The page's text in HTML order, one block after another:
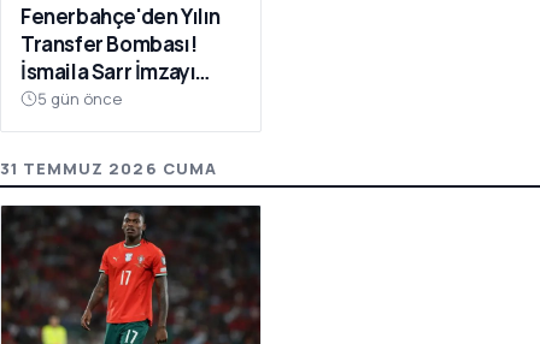
Fenerbahçe'den Yılın
Transfer Bombası!
İsmaila Sarr İmzayı
Atıyor
5 gün önce
31 TEMMUZ 2026 CUMA